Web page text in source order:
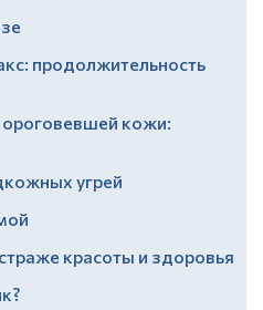
продолжительность
ороговевшей кожи:
угрей
красоты и здоровья